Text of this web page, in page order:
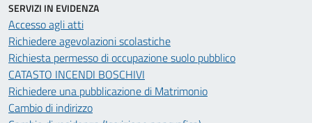
SERVIZI IN EVIDENZA
Accesso agli atti
Richiedere agevolazioni scolastiche
Richiesta permesso di occupazione suolo pubblico
CATASTO INCENDI BOSCHIVI
Richiedere una pubblicazione di Matrimonio
Cambio di indirizzo